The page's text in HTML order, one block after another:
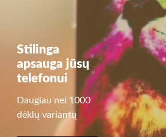
Stilinga
apsauga jūsų
telefonui
Daugiau nei 1000
dėklų variantų